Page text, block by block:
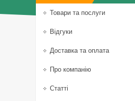
Товари та послуги
Відгуки
Доставка та оплата
Про компанію
Статті